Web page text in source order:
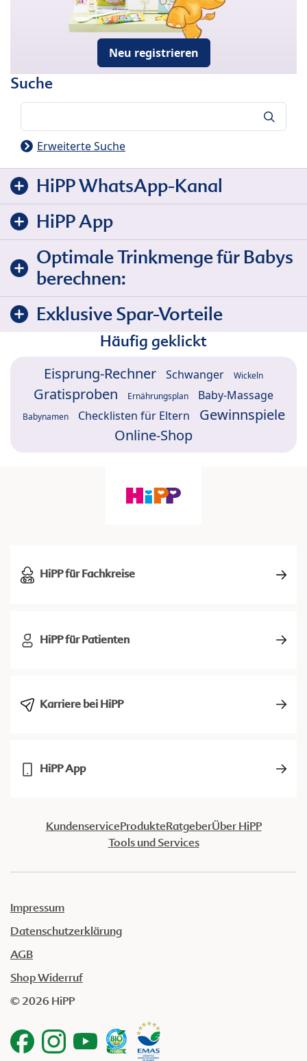
Neu registrieren
Suche
Erweiterte Suche
HiPP WhatsApp-Kanal
HiPP App
Optimale Trinkmenge für Babys
berechnen:
Exklusive Spar-Vorteile
Häufig geklickt
Eisprung-Rechner Schwanger Wickeln
Gratisproben Ernährungsplan Baby-Massage
Babynamen Checklisten für Eltern
Gewinnspiele
Online-Shop
HiPP für Fachkreise
HiPP für Patienten
Karriere bei HiPP
HiPP App
KundenserviceProdukteRatgeberÜber HiPP
Tools und Services
Impressum
Datenschutzerklärung
AGB
Shop Widerruf
© 2026 HiPP